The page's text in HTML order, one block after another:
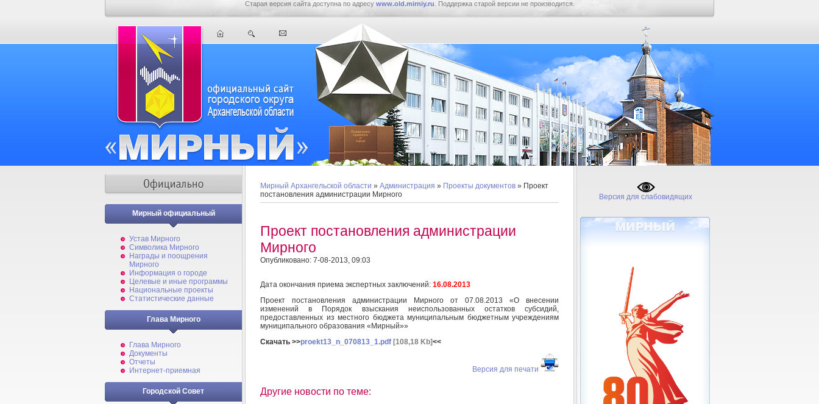
Старая версия сайта доступна по адресу www.old.mirniy.ru . Поддержка старой версии не производится.
Мирный официальный
Устав Мирного
Символика Мирного
Награды и поощрения
Мирного
Информация о городе
Целевые и иные программы
Национальные проекты
Статистические данные
Глава Мирного
Глава Мирного
Документы
Отчеты
Интернет-приемная
Городской Совет
Мирный Архангельской области » Администрация » Проекты документов » Проект
постановления администрации Мирного
Проект постановления администрации
Мирного
Опубликовано: 7-08-2013, 09:03
Дата окончания приема экспертных заключений: 16.08.2013
Проект постановления администрации Мирного от 07.08.2013 «О внесении
изменений в Порядок взыскания неиспользованных остатков субсидий,
предоставленных из местного бюджета муниципальным бюджетным учреждениям
муниципального образования «Мирный»»
Скачать >>proekt13_n_070813_1.pdf [108,18 Kb]<<
Версия для печати
Другие новости по теме:
Версия для слабовидящих